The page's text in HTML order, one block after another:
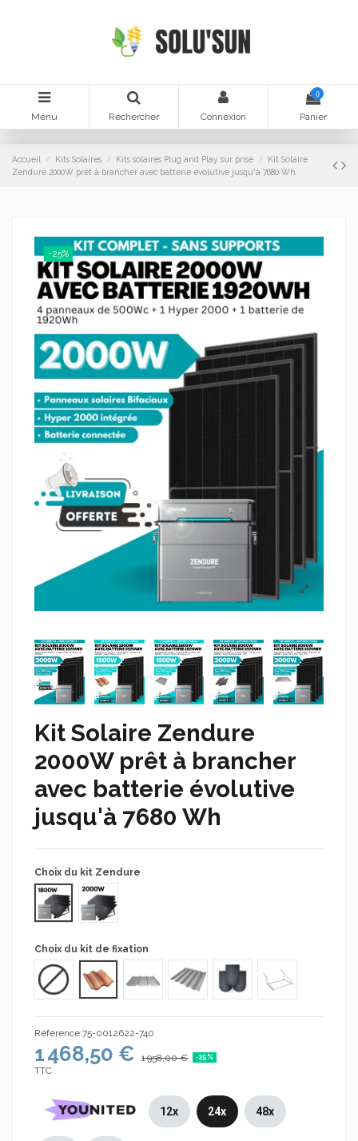
Menu Rechercher Connexion
0
Panier
Accueil Kits Solaires Kits solaires Plug and Play sur prise
Kit Solaire
Zendure 2000W prêt à brancher avec batterie évolutive jusqu'à 7680 Wh
-25%
Kit Solaire Zendure
2000W prêt à brancher
avec batterie évolutive
jusqu'à 7680 Wh
Choix du kit Zendure
Kit 1800W (4 panneaux 450W) + Hyper 2000 + Batterie
Kit 2000W (4 panneaux 500W) + Hyper 2000 + Batterie
Choix du kit de fixation
Sans kit de fixationsKit de fixation tuiles (Portrait)
Kit de fixation bac acier (Portrait)
Kit de fixation tôle ondulée (Paysage)
Kit de fixation ardoises
Kit de fixation au
Référence 75-0012622-740
1 468,50 € 1 958,00 € -25%
TTC
12x 24x 48x